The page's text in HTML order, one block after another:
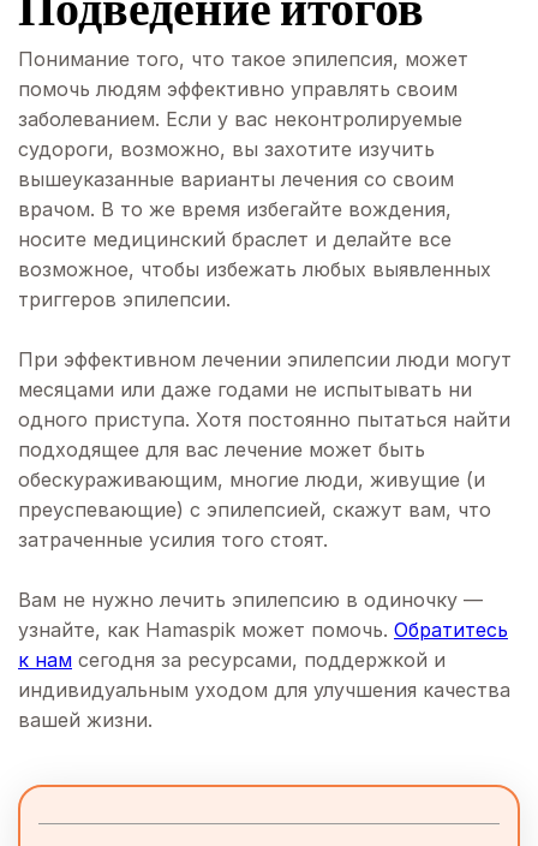
Подведение итогов
Понимание того, что такое эпилепсия, может
помочь людям эффективно управлять своим
заболеванием. Если у вас неконтролируемые
судороги, возможно, вы захотите изучить
вышеуказанные варианты лечения со своим
врачом. В то же время избегайте вождения,
носите медицинский браслет и делайте все
возможное, чтобы избежать любых выявленных
триггеров эпилепсии.
При эффективном лечении эпилепсии люди могут
месяцами или даже годами не испытывать ни
одного приступа. Хотя постоянно пытаться найти
подходящее для вас лечение может быть
обескураживающим, многие люди, живущие (и
преуспевающие) с эпилепсией, скажут вам, что
затраченные усилия того стоят.
Вам не нужно лечить эпилепсию в одиночку —
узнайте, как Hamaspik может помочь. Обратитесь
к нам сегодня за ресурсами, поддержкой и
индивидуальным уходом для улучшения качества
вашей жизни.